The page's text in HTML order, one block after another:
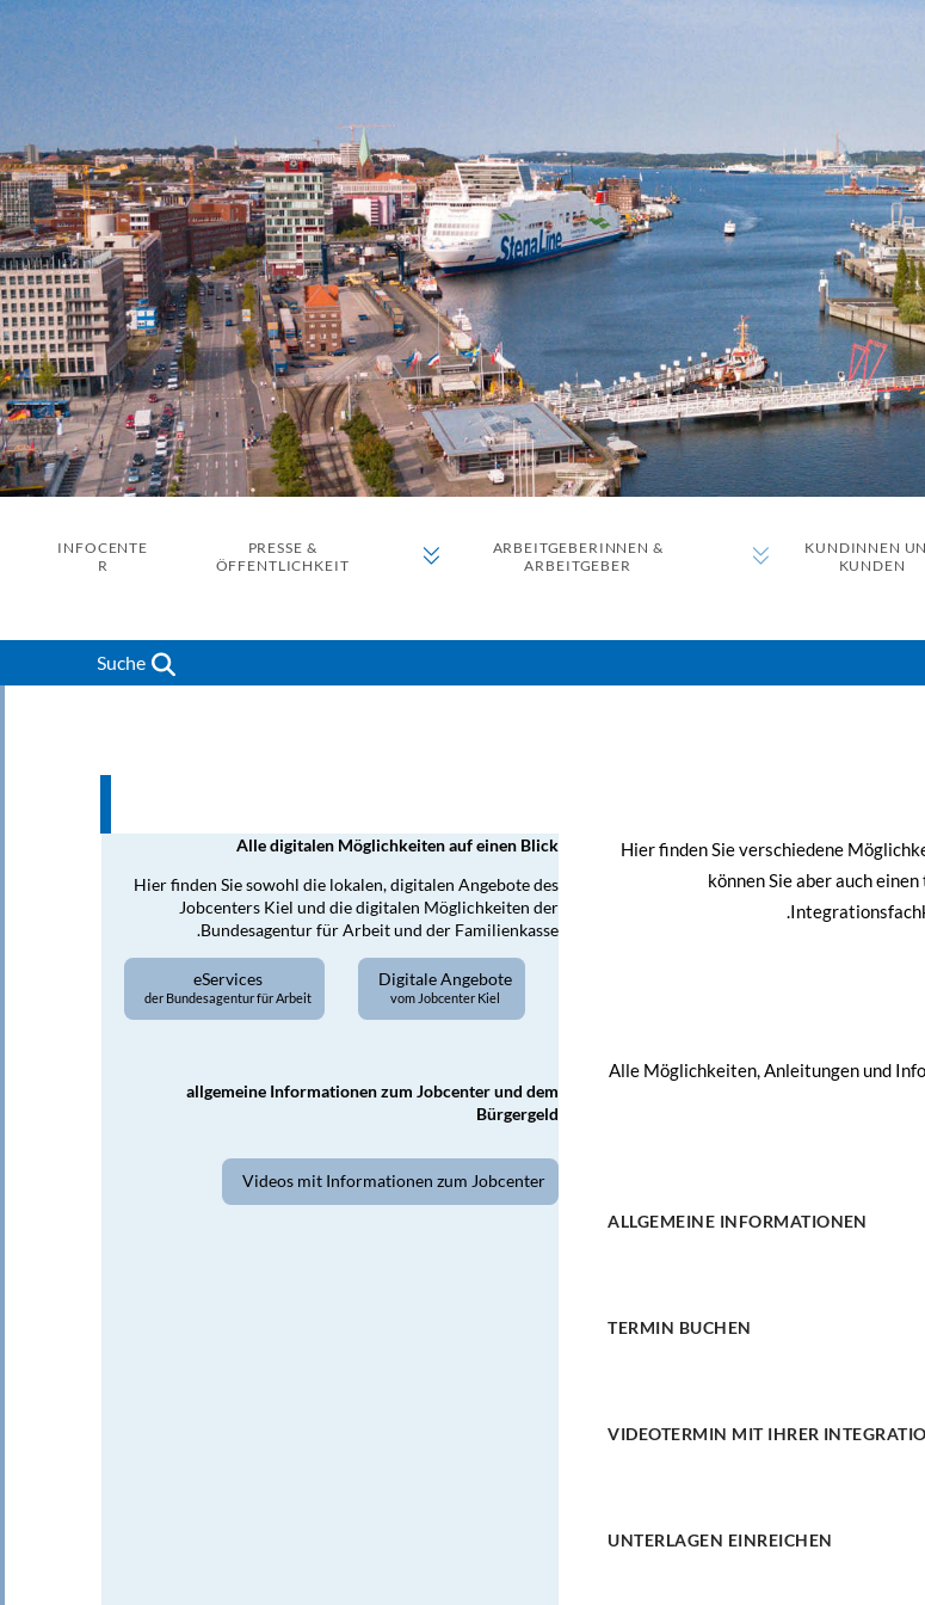
KUNDINNEN
KUNDEN
ARBEITGEBERINNEN &
ARBEITGEBER
PRESSE &
ÖFFENTLICHKEIT
INFOCENTE
R
Suche
Hier finden Sie verschiedene
können Sie aber auch
Alle Möglichkeiten, Anleitungen und
ALLGEMEINE INFORMATIONEN
TERMIN BUCHEN
VIDEOTERMIN MIT IHRER
UNTERLAGEN EINREICHEN
Alle digitalen Möglichkeiten auf einen Blick
Hier finden Sie sowohl die lokalen, digitalen Angebote des
Jobcenters Kiel und die digitalen Möglichkeiten der
Bundesagentur für Arbeit und der Familienkasse.
Digitale Angebote
vom Jobcenter Kiel
eServices
der Bundesagentur für Arbeit
allgemeine Informationen zum Jobcenter und dem
Bürgergeld
Videos mit Informationen zum Jobcenter